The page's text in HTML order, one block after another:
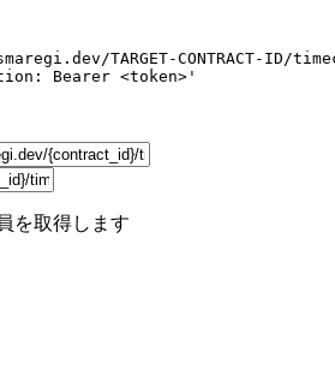
TARGET-CONTRACT-ID/
Bearer <token>'
を取得します